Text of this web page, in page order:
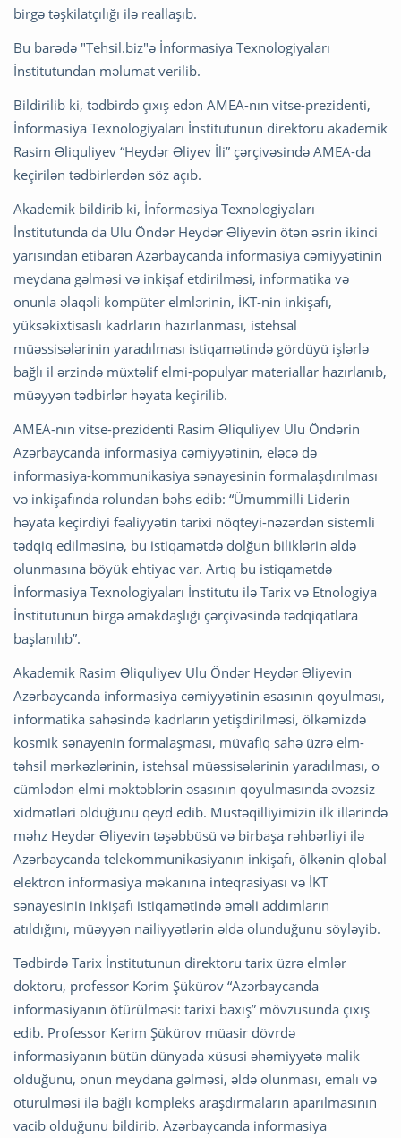
birgə təşkilatçılığı ilə reallaşıb.
Bu barədə "Tehsil.biz"ə İnformasiya Texnologiyaları
İnstitutundan məlumat verilib.
Bildirilib ki, tədbirdə çıxış edən AMEA-nın vitse-prezidenti,
İnformasiya Texnologiyaları İnstitutunun direktoru akademik
Rasim Əliquliyev “Heydər Əliyev İli” çərçivəsində AMEA-da
keçirilən tədbirlərdən söz açıb.
Akademik bildirib ki, İnformasiya Texnologiyaları
İnstitutunda da Ulu Öndər Heydər Əliyevin ötən əsrin ikinci
yarısından etibarən Azərbaycanda informasiya cəmiyyətinin
meydana gəlməsi və inkişaf etdirilməsi, informatika və
onunla əlaqəli kompüter elmlərinin, İKT-nin inkişafı,
yüksəkixtisaslı kadrların hazırlanması, istehsal
müəssisələrinin yaradılması istiqamətində gördüyü işlərlə
bağlı il ərzində müxtəlif elmi-populyar materiallar hazırlanıb,
müəyyən tədbirlər həyata keçirilib.
AMEA-nın vitse-prezidenti Rasim Əliquliyev Ulu Öndərin
Azərbaycanda informasiya cəmiyyətinin, eləcə də
informasiya-kommunikasiya sənayesinin formalaşdırılması
və inkişafında rolundan bəhs edib: “Ümummilli Liderin
həyata keçirdiyi fəaliyyətin tarixi nöqteyi-nəzərdən sistemli
tədqiq edilməsinə, bu istiqamətdə dolğun biliklərin əldə
olunmasına böyük ehtiyac var. Artıq bu istiqamətdə
İnformasiya Texnologiyaları İnstitutu ilə Tarix və Etnologiya
İnstitutunun birgə əməkdaşlığı çərçivəsində tədqiqatlara
başlanılıb”.
Akademik Rasim Əliquliyev Ulu Öndər Heydər Əliyevin
Azərbaycanda informasiya cəmiyyətinin əsasının qoyulması,
informatika sahəsində kadrların yetişdirilməsi, ölkəmizdə
kosmik sənayenin formalaşması, müvafiq sahə üzrə elm-
təhsil mərkəzlərinin, istehsal müəssisələrinin yaradılması, o
cümlədən elmi məktəblərin əsasının qoyulmasında əvəzsiz
xidmətləri olduğunu qeyd edib. Müstəqilliyimizin ilk illərində
məhz Heydər Əliyevin təşəbbüsü və birbaşa rəhbərliyi ilə
Azərbaycanda telekommunikasiyanın inkişafı, ölkənin qlobal
elektron informasiya məkanına inteqrasiyası və İKT
sənayesinin inkişafı istiqamətində əməli addımların
atıldığını, müəyyən nailiyyətlərin əldə olunduğunu söyləyib.
Tədbirdə Tarix İnstitutunun direktoru tarix üzrə elmlər
doktoru, professor Kərim Şükürov “Azərbaycanda
informasiyanın ötürülməsi: tarixi baxış” mövzusunda çıxış
edib. Professor Kərim Şükürov müasir dövrdə
informasiyanın bütün dünyada xüsusi əhəmiyyətə malik
olduğunu, onun meydana gəlməsi, əldə olunması, emalı və
ötürülməsi ilə bağlı kompleks araşdırmaların aparılmasının
vacib olduğunu bildirib. Azərbaycanda informasiya